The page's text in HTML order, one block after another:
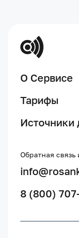
О Сервисе
Тарифы
Источники
Обратная связь
8 (800)